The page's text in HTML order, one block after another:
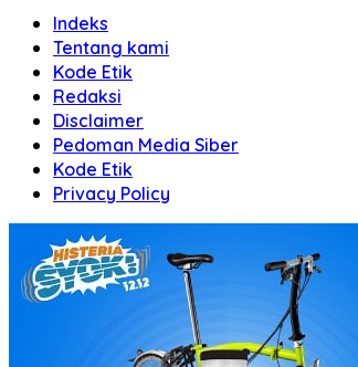
Indeks
Tentang kami
Kode Etik
Redaksi
Disclaimer
Pedoman Media Siber
Kode Etik
Privacy Policy